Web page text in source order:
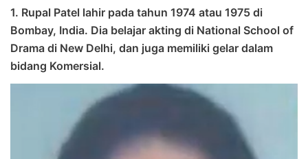
1. Rupal Patel lahir pada tahun 1974 atau 1975 di
Bombay, India. Dia belajar akting di National School of
Drama di New Delhi, dan juga memiliki gelar dalam
bidang Komersial.